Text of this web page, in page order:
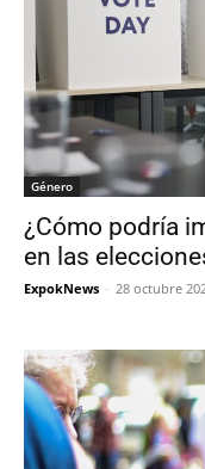
Género
¿Cómo podría
en las
ExpokNews - 28 octubre